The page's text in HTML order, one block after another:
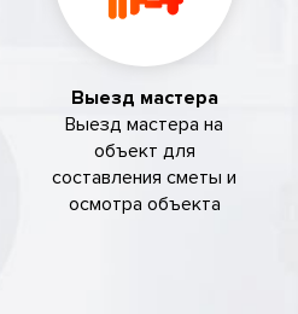
Выезд мастера
Выезд мастера на
объект для
составления сметы и
осмотра объекта